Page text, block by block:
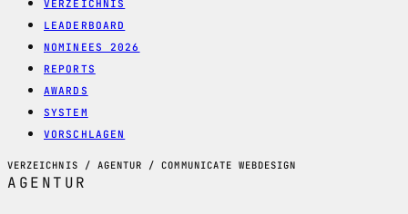
VERZEICHNIS
LEADERBOARD
NOMINEES 2026
REPORTS
AWARDS
SYSTEM
VORSCHLAGEN
VERZEICHNIS / AGENTUR / COMMUNICATE WEBDESIGN
AGENTUR